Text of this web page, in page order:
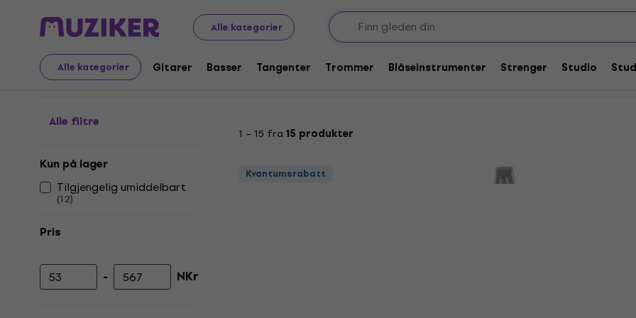
Alle kategorier
Alle kategorier Gitarer Basser Tangenter Trommer Blåseinstrumenter Strenger Studio
Musikkinstrumenter Trommer Maskinvarereservedeler til trommer
Hi-Hat-koblinger
Alle filtre
Kun på lager
Tilgjengelig umiddelbart
(12)
Pris
Minimumspris
- Maksimal pris
NKr
1 – 15 fra 15 produkter
Kvantumsrabatt